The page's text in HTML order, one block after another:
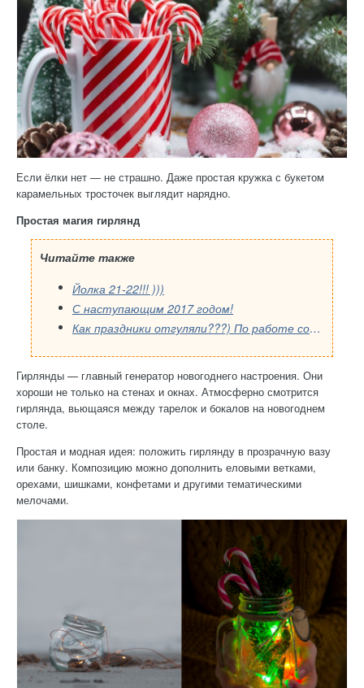
Если ёлки нет — не страшно. Даже простая кружка с букетом
карамельных тросточек выглядит нарядно.
Простая магия гирлянд
Читайте также
Йолка 21-22!!! )))
С наступающим 2017 годом!
Как праздники отгуляли???) По работе соскучились?))
Гирлянды — главный генератор новогоднего настроения. Они
хороши не только на стенах и окнах. Атмосферно смотрится
гирлянда, вьющаяся между тарелок и бокалов на новогоднем
столе.
Простая и модная идея: положить гирлянду в прозрачную вазу
или банку. Композицию можно дополнить еловыми ветками,
орехами, шишками, конфетами и другими тематическими
мелочами.